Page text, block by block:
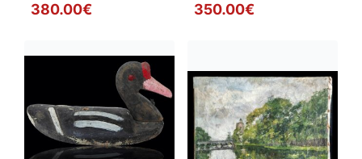
380.00€ 350.00€